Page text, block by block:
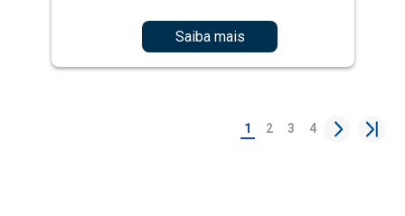
Saiba mais
1 2 3 4